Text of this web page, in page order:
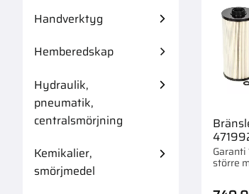
Garanti
större
Handverktyg
Hemberedskap
Hydraulik,
pneumatik,
centralsmörjning
Kemikalier,
smörjmedel